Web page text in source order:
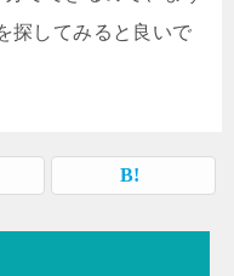
探してみると良いで